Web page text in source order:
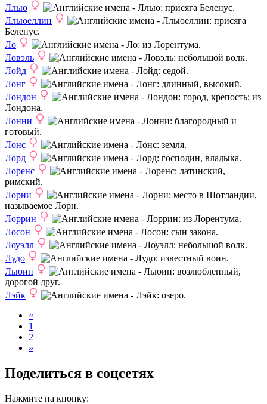
Ллью
: присяга Беленус.
Лльюеллин
: присяга
Беленус.
Ло
: из Лорентума.
Ловэль
: небольшой волк.
Лойд
: седой.
Лонг
: длинный, высокий.
Лондон
: город, крепость; из
Лондона.
Лонни
: благородный и
готовый.
Лонс
: земля.
Лорд
: господин, владыка.
Лоренс
: латинский,
римский.
Лорни
: место в Шотландии,
называемое Лорн.
Лоррин
: из Лорентума.
Лосон
: сын закона.
Лоуэлл
: небольшой волк.
Лудо
: известный воин.
Льюин
: возлюбленный,
дорогой друг.
Лэйк
: озеро.
«
1
2
»
Поделиться в соцсетях
Нажмите на кнопку: